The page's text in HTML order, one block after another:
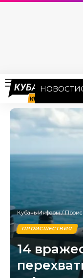
НОВОСТИ
Кубань Информ/
ПРОИСШЕСТВИЯ
14